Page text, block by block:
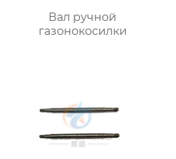
Вал ручной
газонокосилки